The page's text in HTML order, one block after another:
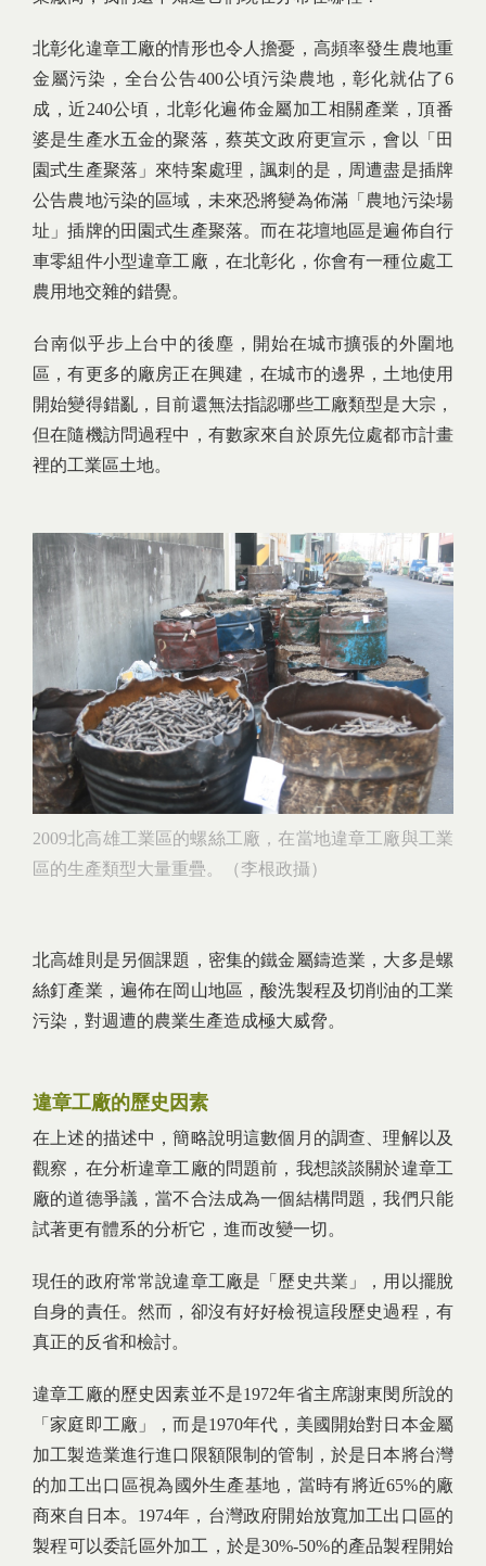
北彰化違章工廠的情形也令人擔憂，高頻率發生農地重
金屬污染，全台公告400公頃污染農地，彰化就佔了6
成，近240公頃，北彰化遍佈金屬加工相關產業，頂番
婆是生產水五金的聚落，蔡英文政府更宣示，會以「田
園式生產聚落」來特案處理，諷刺的是，周遭盡是插牌
公告農地污染的區域，未來恐將變為佈滿「農地污染場
址」插牌的田園式生產聚落。而在花壇地區是遍佈自行
車零組件小型違章工廠，在北彰化，你會有一種位處工
農用地交雜的錯覺。
台南似乎步上台中的後塵，開始在城市擴張的外圍地
區，有更多的廠房正在興建，在城市的邊界，土地使用
開始變得錯亂，目前還無法指認哪些工廠類型是大宗，
但在隨機訪問過程中，有數家來自於原先位處都市計畫
裡的工業區土地。
2009北高雄工業區的螺絲工廠，在當地違章工廠與工業
區的生產類型大量重疊。（李根政攝）
北高雄則是另個課題，密集的鐵金屬鑄造業，大多是螺
絲釘產業，遍佈在岡山地區，酸洗製程及切削油的工業
污染，對週遭的農業生產造成極大威脅。
違章工廠的歷史因素
在上述的描述中，簡略說明這數個月的調查、理解以及
觀察，在分析違章工廠的問題前，我想談談關於違章工
廠的道德爭議，當不合法成為一個結構問題，我們只能
試著更有體系的分析它，進而改變一切。
現任的政府常常說違章工廠是「歷史共業」，用以擺脫
自身的責任。然而，卻沒有好好檢視這段歷史過程，有
真正的反省和檢討。
違章工廠的歷史因素並不是1972年省主席謝東閔所說的
「家庭即工廠」，而是1970年代，美國開始對日本金屬
加工製造業進行進口限額限制的管制，於是日本將台灣
的加工出口區視為國外生產基地，當時有將近65%的廠
商來自日本。1974年，台灣政府開始放寬加工出口區的
製程可以委託區外加工，於是30%-50%的產品製程開始